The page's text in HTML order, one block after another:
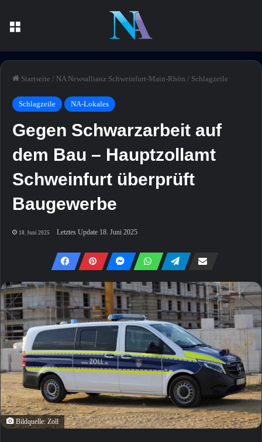
Startseite / NA Newsallianz Schweinfurt-Main-Rhön / Schlagzeile
Schlagzeile NA-Lokales
Gegen Schwarzarbeit auf
dem Bau – Hauptzollamt
Schweinfurt überprüft
Baugewerbe
18. Juni 2025 Letztes Update 18. Juni 2025
Bildquelle: Zoll